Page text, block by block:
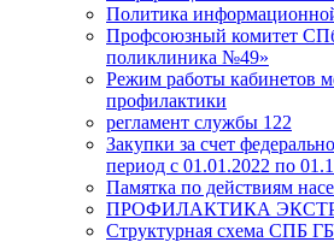
Политика
Профсоюзный комитет
поликлиника №49»
Режим работы кабинетов
профилактики
регламент службы 122
Закупки за счет
период с 01.01.2022 по
Памятка по действиям
ПРОФИЛАКТИКА
Структурная схема СПБ